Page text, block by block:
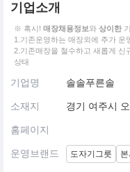
기업소개
※ 혹시! 매장채용정보와 상이한
1.기존운영하는 매장외에 추가 운
2.기존매장을 철수하고 새롭게 신
상태
기업명 솔솔푸른솔
소재지 경기 여주시
홈페이지
운영브랜드 도자기그릇